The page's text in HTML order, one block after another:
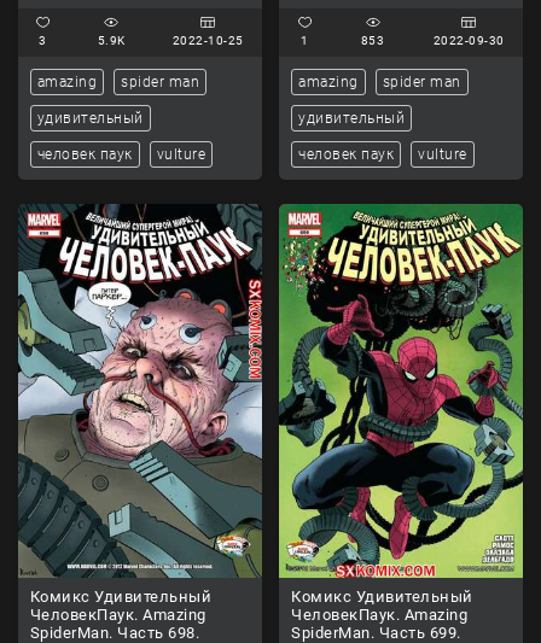
3 5.9K 2022-10-25
amazing spider man
удивительный
человек паук vulture
1 853 2022-09-30
amazing spider man
удивительный
человек паук vulture
Комикс Удивительный
ЧеловекПаук. Amazing
SpiderMan. Часть 698.
Комикс Удивительный
ЧеловекПаук. Amazing
SpiderMan. Часть 699.